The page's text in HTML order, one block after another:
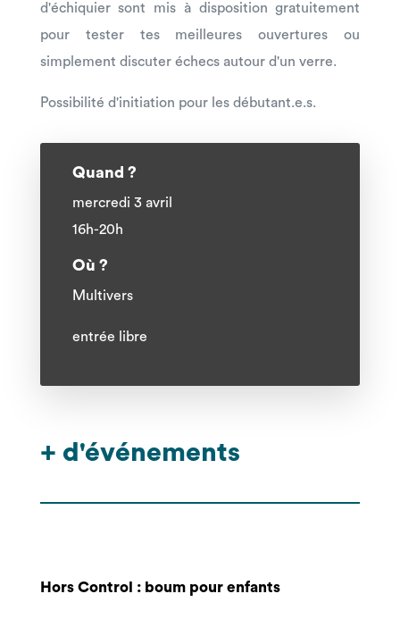
d'échiquier sont mis à disposition gratuitement
pour tester tes meilleures ouvertures ou
simplement discuter échecs autour d'un verre.
Possibilité d'initiation pour les débutant.e.s.
Quand ?
mercredi 3 avril
16h-20h
Où ?
Multivers
entrée libre
+ d'événements
Hors Control : boum pour enfants